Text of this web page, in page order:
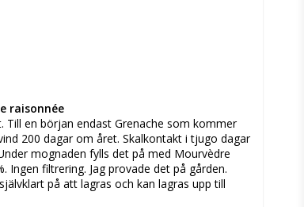
raisonnée
en början endast Grenache som kommer
200 dagar om året. Skalkontakt i tjugo dagar
mognaden fylls det på med Mourvèdre
Ingen filtrering. Jag provade det på gården.
på att lagras och kan lagras upp till